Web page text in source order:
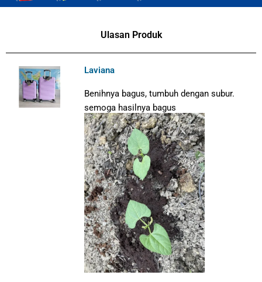
Ulasan Produk
Laviana
Benihnya bagus, tumbuh dengan subur.
semoga hasilnya bagus